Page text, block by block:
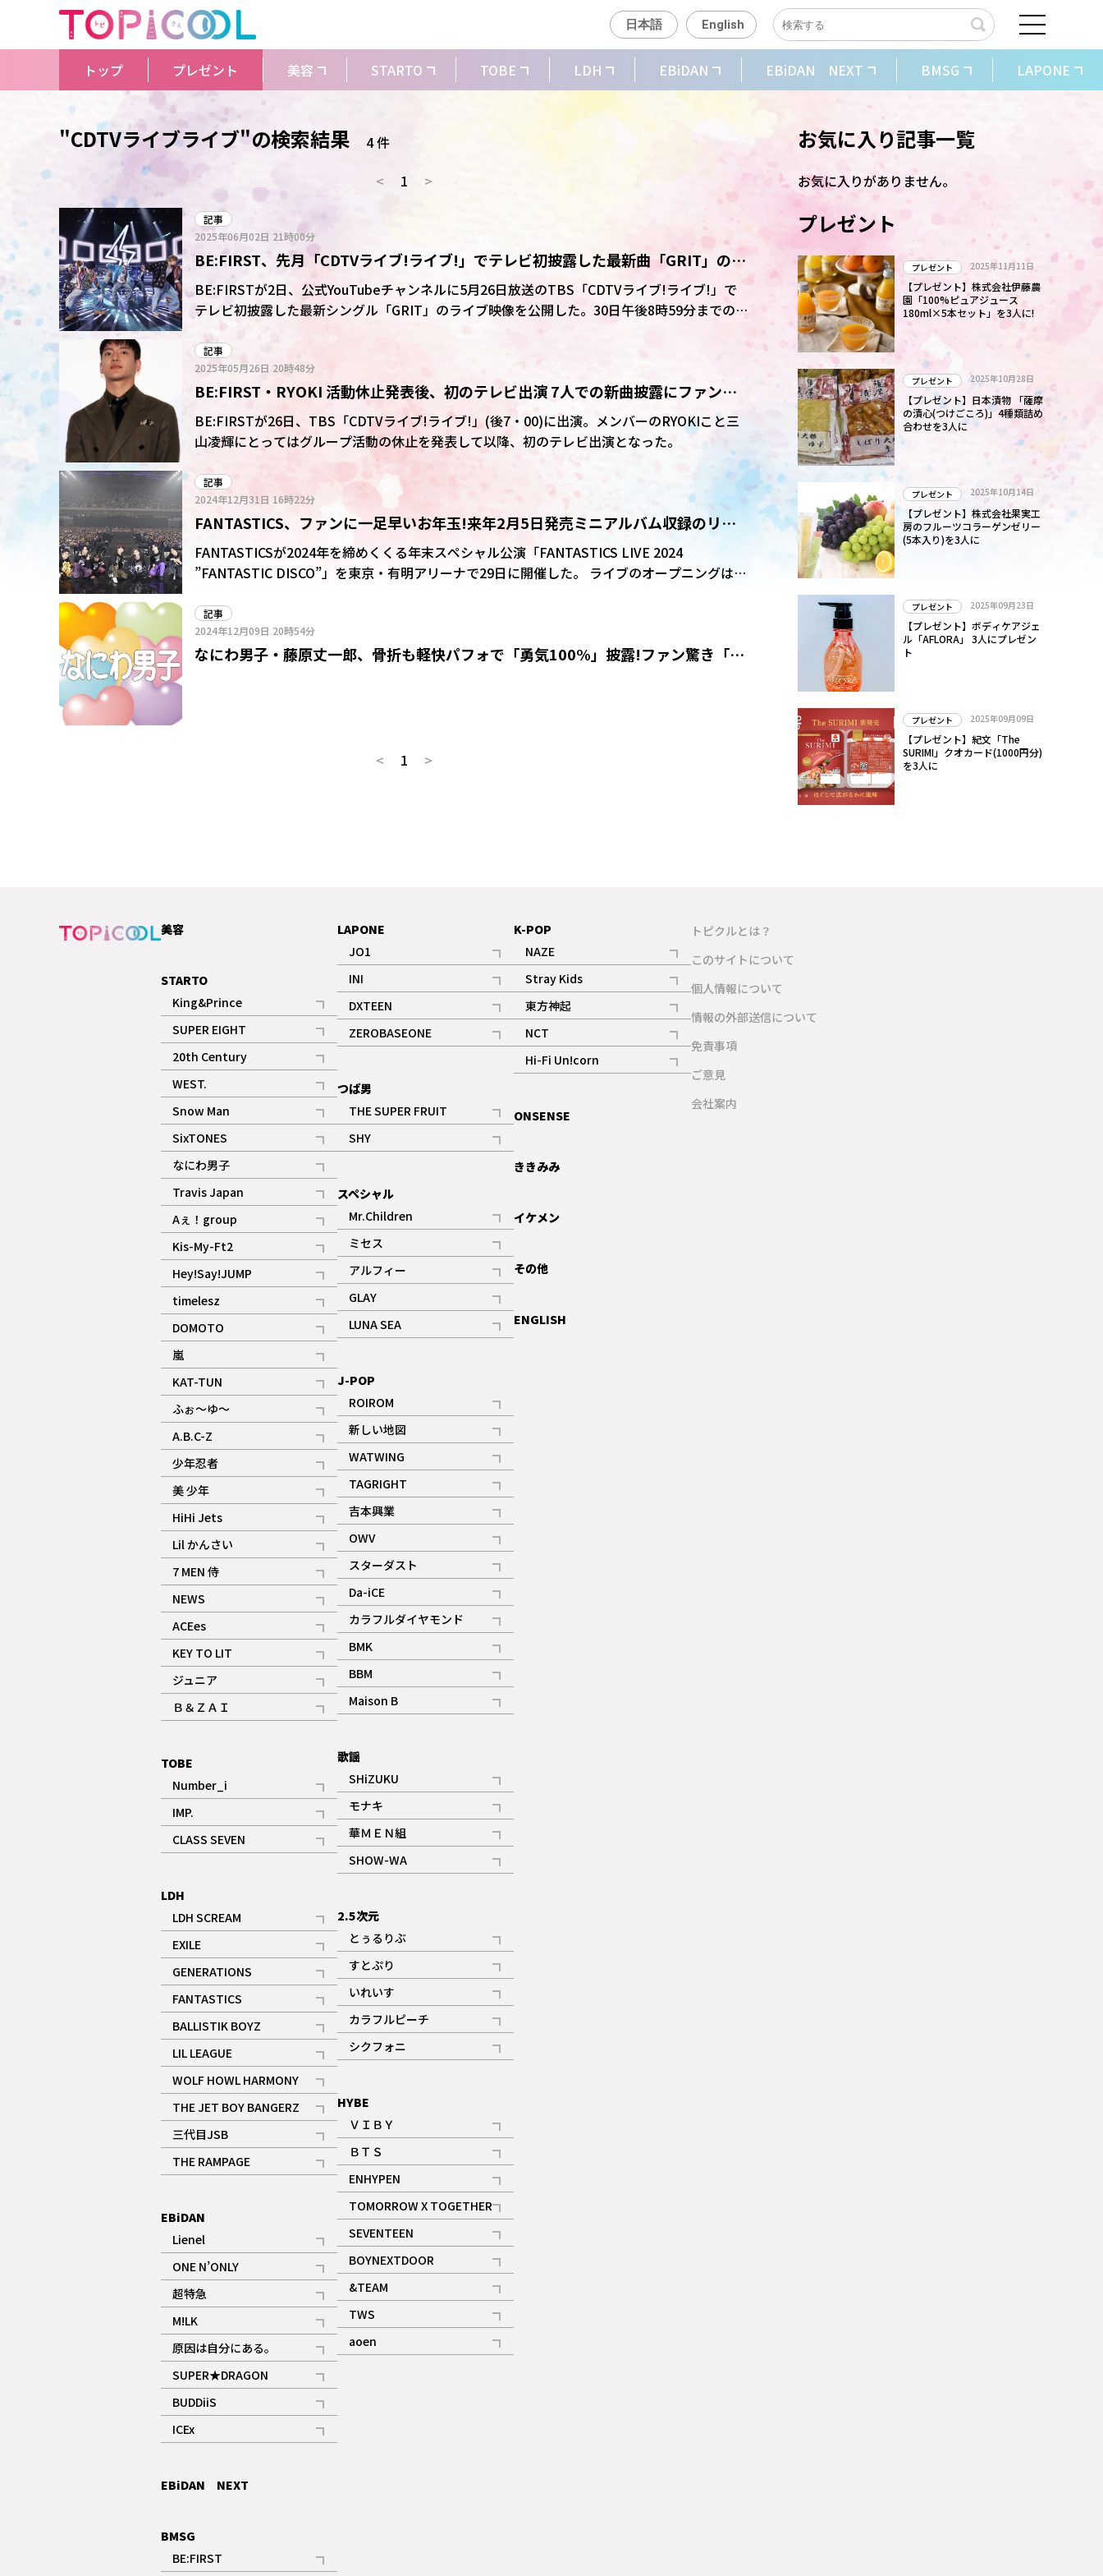
日本語 English
トップ プレゼント 美容 STARTO TOBE LDH EBiDAN EBiDAN NEXT BMSG LAPONE
"CDTVライブライブ"の検索結果
4 件
<
1 >
記事
2025年06月02日 21時00分
BE:FIRST、先月「CDTVライブ!ライブ!」でテレビ初披露した最新曲「GRIT」のラ
イブ映像公開!30日までの期間限定
BE:FIRSTが2日、公式YouTubeチャンネルに5月26日放送のTBS「CDTVライブ!ライブ!」で
テレビ初披露した最新シングル「GRIT」のライブ映像を公開した。30日午後8時59分までの期
間限定。
記事
2025年05月26日 20時48分
BE:FIRST・RYOKI 活動休止発表後、初のテレビ出演 7人での新曲披露にファン
「待ってる」
BE:FIRSTが26日、TBS「CDTVライブ!ライブ!」(後7・00)に出演。メンバーのRYOKIこと三
山凌輝にとってはグループ活動の休止を発表して以降、初のテレビ出演となった。
記事
2024年12月31日 16時22分
FANTASTICS、ファンに一足早いお年玉!来年2月5日発売ミニアルバム収録のリー
ド楽曲「TOP OF THE GAME」を初披露
FANTASTICSが2024年を締めくくる年末スペシャル公演「FANTASTICS LIVE 2024
”FANTASTIC DISCO”」を東京・有明アリーナで29日に開催した。 ライブのオープニングは
て会場のスクリーンにミュージックビデオの冒頭シーンが流れると、テレビ朝日系「仮面ライ
ダーガヴ」の主題歌「Got Boost?」を披露した。
記事
2024年12月09日 20時54分
なにわ男子・藤原丈一郎、骨折も軽快パフォで「勇気100%」披露!ファン驚き「ハ
< 1 >
お気に入り記事一覧
お気に入りがありません。
プレゼント
プレゼント 2025年11月11日
【プレゼント】株式会社伊藤農
園「100%ピュアジュース
180ml×5本セット」を3人に!
プレゼント 2025年10月28日
【プレゼント】日本漬物 「薩摩
の漬心(つけごころ)」4種類詰め
合わせを3人に
プレゼント 2025年10月14日
【プレゼント】株式会社果実工
房のフルーツコラーゲンゼリー
(5本入り)を3人に
プレゼント 2025年09月23日
【プレゼント】ボディケアジェ
ル「AFLORA」 3人にプレゼン
ト
プレゼント 2025年09月09日
【プレゼント】紀文「The
SURIMI」クオカード(1000円分)
を3人に
美容
STARTO
King&Prince
記事
SUPER EIGHT
記事
20th Century
記事
WEST.
記事
Snow Man
記事
ギャラリー
SixTONES
記事
ギャラリー
なにわ男子
記事
Travis Japan
記事
Aぇ！group
記事
Kis-My-Ft2
記事
ギャラリー
Hey!Say!JUMP
記事
timelesz
記事
DOMOTO
記事
嵐
記事
KAT-TUN
記事
ふぉ～ゆ～
記事
A.B.C-Z
記事
ギャラリー
少年忍者
記事
美 少年
記事
HiHi Jets
記事
Lil かんさい
記事
7 MEN 侍
記事
NEWS
記事
ACEes
記事
KEY TO LIT
記事
ジュニア
記事
Ｂ＆ＺＡＩ
記事
TOBE
Number_i
記事
IMP.
記事
CLASS SEVEN
記事
LDH
LDH SCREAM
記事
EXILE
記事
GENERATIONS
記事
FANTASTICS
記事
BALLISTIK BOYZ
記事
LIL LEAGUE
記事
WOLF HOWL HARMONY
記事
THE JET BOY BANGERZ
記事
三代目JSB
記事
THE RAMPAGE
記事
EBiDAN
Lienel
記事
ONE N’ONLY
記事
超特急
記事
ギャラリー
M!LK
記事
原因は自分にある。
記事
SUPER★DRAGON
記事
BUDDiiS
記事
ICEx
記事
EBiDAN NEXT
BMSG
BE:FIRST
LAPONE
JO1
記事
ギャラリー
INI
記事
ギャラリー
DXTEEN
記事
ギャラリー
ZEROBASEONE
記事
つば男
THE SUPER FRUIT
記事
ギャラリー
SHY
記事
スペシャル
Mr.Children
記事
ミセス
記事
アルフィー
記事
GLAY
記事
LUNA SEA
記事
J-POP
ROIROM
記事
新しい地図
記事
WATWING
記事
TAGRIGHT
記事
吉本興業
記事
OWV
記事
ギャラリー
スターダスト
記事
Da-iCE
記事
カラフルダイヤモンド
記事
BMK
記事
ギャラリー
BBM
記事
ギャラリー
Maison B
記事
歌謡
SHiZUKU
記事
モナキ
記事
華ＭＥＮ組
記事
SHOW-WA
記事
2.5次元
とぅるりぶ
記事
すとぷり
記事
ギャラリー
いれいす
記事
ギャラリー
カラフルピーチ
記事
シクフォニ
記事
HYBE
ＶＩＢＹ
記事
ＢＴＳ
記事
ENHYPEN
記事
TOMORROW X TOGETHER
記事
ギャラリー
SEVENTEEN
記事
BOYNEXTDOOR
記事
&TEAM
記事
ギャラリー
TWS
記事
aoen
記事
K-POP
NAZE
記事
Stray Kids
記事
東方神起
記事
NCT
記事
Hi-Fi Un!corn
記事
ONSENSE
ききみみ
イケメン
その他
ENGLISH
トピクルとは？
このサイトについて
個人情報について
情報の外部送信について
免責事項
ご意見
会社案内